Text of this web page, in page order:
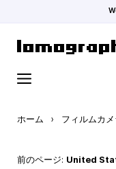
ホーム › フィルムカメ
前のページ: United